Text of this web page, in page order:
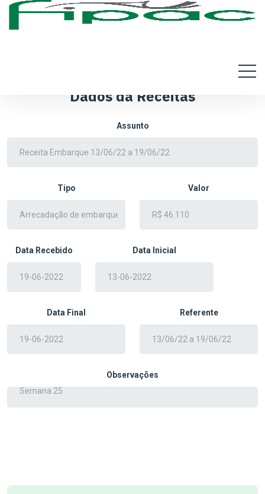
Dados da Receitas
Assunto
Tipo Valor
Data Recebido Data Inicial
Data Final Referente
Observações